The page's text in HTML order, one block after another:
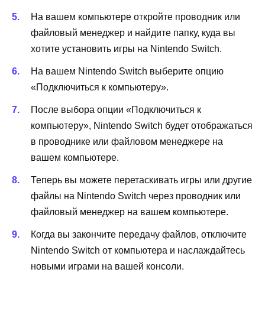
На вашем компьютере откройте проводник или
файловый менеджер и найдите папку, куда вы
хотите установить игры на Nintendo Switch.
На вашем Nintendo Switch выберите опцию
«Подключиться к компьютеру».
После выбора опции «Подключиться к
компьютеру», Nintendo Switch будет отображаться
в проводнике или файловом менеджере на
вашем компьютере.
Теперь вы можете перетаскивать игры или другие
файлы на Nintendo Switch через проводник или
файловый менеджер на вашем компьютере.
Когда вы закончите передачу файлов, отключите
Nintendo Switch от компьютера и наслаждайтесь
новыми играми на вашей консоли.